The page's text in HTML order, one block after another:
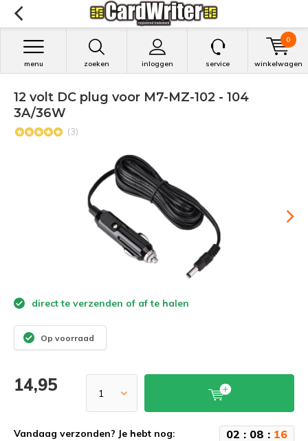
zoeken inloggen
menu service winkelwagen
0
12 volt DC plug voor M7-MZ-102 - 104
3A/36W
(3)
direct te verzenden of af te halen
Op voorraad
14,95
Vandaag verzonden? Je hebt nog: 02 : 08 : 16